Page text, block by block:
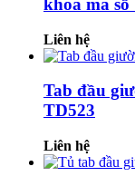
khóa mã
Liên hệ
Tab đầu
TD523
Liên hệ